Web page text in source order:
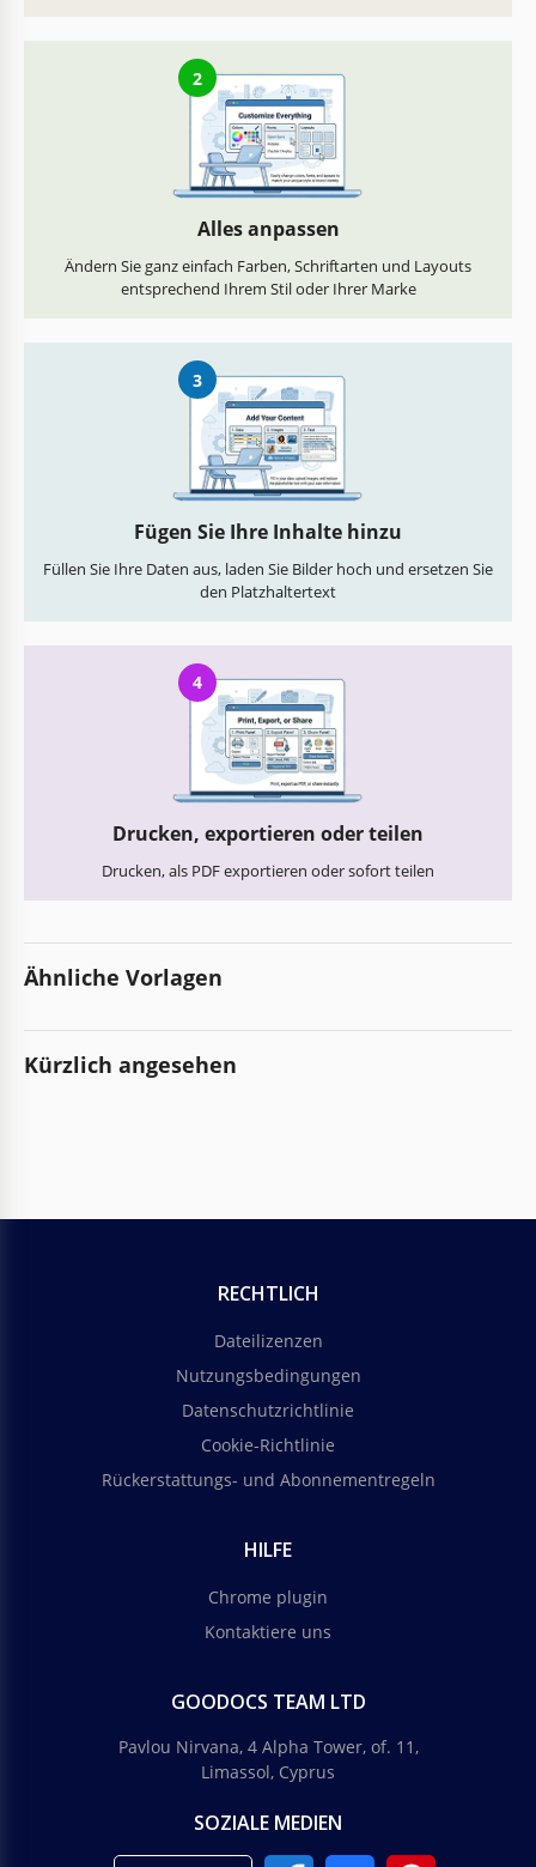
2
Alles anpassen
Ändern Sie ganz einfach Farben, Schriftarten und Layouts
entsprechend Ihrem Stil oder Ihrer Marke
3
Fügen Sie Ihre Inhalte hinzu
Füllen Sie Ihre Daten aus, laden Sie Bilder hoch und ersetzen Sie
den Platzhaltertext
4
Drucken, exportieren oder teilen
Drucken, als PDF exportieren oder sofort teilen
Ähnliche Vorlagen
Kürzlich angesehen
RECHTLICH
Dateilizenzen
Nutzungsbedingungen
Datenschutzrichtlinie
Cookie-Richtlinie
Rückerstattungs- und Abonnementregeln
HILFE
Chrome plugin
Kontaktiere uns
GOODOCS TEAM LTD
Pavlou Nirvana, 4 Alpha Tower, of. 11,
Limassol, Cyprus
SOZIALE MEDIEN